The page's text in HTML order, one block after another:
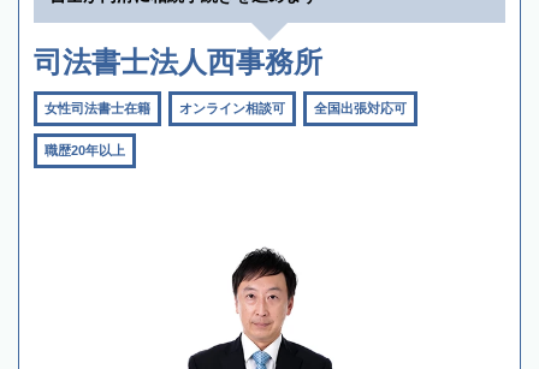
司法書士法人西事務所
女性司法書士在籍 オンライン相談可 全国出張対応可
職歴20年以上